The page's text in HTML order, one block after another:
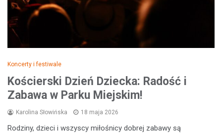
Koncerty i festiwale
Kościerski Dzień Dziecka: Radość i
Zabawa w Parku Miejskim!
Karolina Słowińska 18 maja 2026
Rodziny, dzieci i wszyscy miłośnicy dobrej zabawy są